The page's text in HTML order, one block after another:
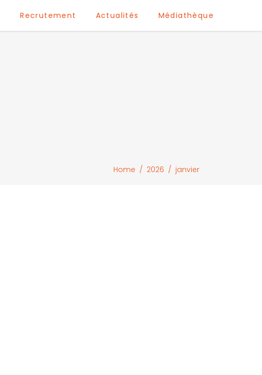
Recrutement Actualités Médiathèque
Home / 2026 / janvier